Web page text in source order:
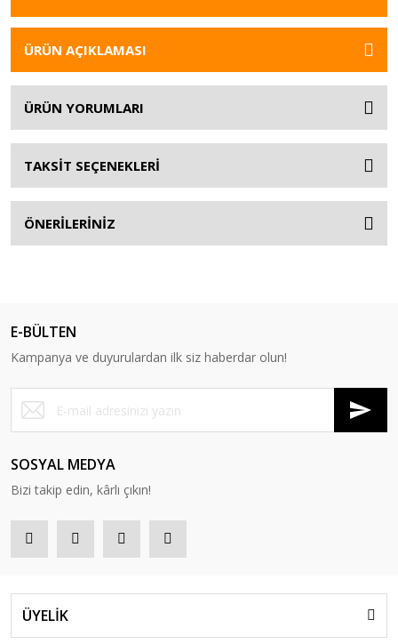
ÜRÜN AÇIKLAMASI
ÜRÜN YORUMLARI
TAKSİT SEÇENEKLERİ
ÖNERİLERİNİZ
E-BÜLTEN
Kampanya ve duyurulardan ilk siz haberdar olun!
SOSYAL MEDYA
Bizi takip edin, kârlı çıkın!
ÜYELİK